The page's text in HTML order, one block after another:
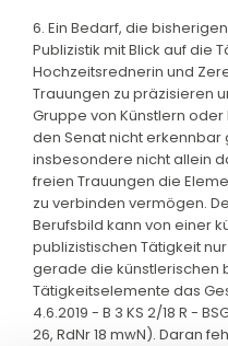
6. Ein Bedarf, die
Publizistik mit Blick auf die
Hochzeitsrednerin und
Trauungen zu präzisieren
Gruppe von Künstlern
den Senat nicht
insbesondere nicht allein
freien Trauungen die
zu verbinden vermögen.
Berufsbild kann von einer
publizistischen Tätigkeit
gerade die künstlerischen
Tätigkeitselemente das
4.6.2019 - B 3 KS 2/18 R -
26, RdNr 18 mwN). Daran